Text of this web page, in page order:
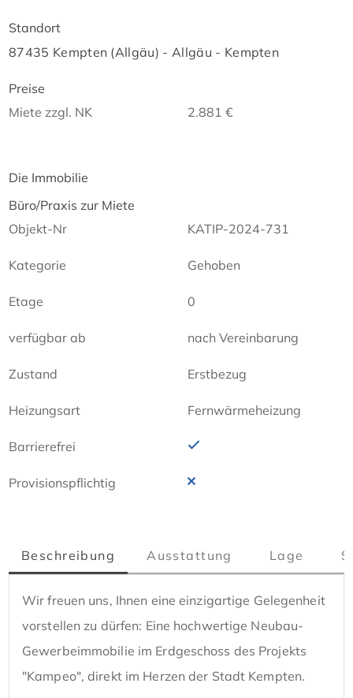
Standort
87435 Kempten (Allgäu) - Allgäu - Kempten
Preise
Miete zzgl. NK
2.881 €
Die Immobilie
Büro/Praxis zur Miete
Objekt-Nr
KATIP-2024-731
Kategorie Gehoben
Etage 0
verfügbar ab nach Vereinbarung
Zustand Erstbezug
Heizungsart Fernwärmeheizung
Barrierefrei
Provisionspflichtig
Beschreibung Ausstattung Lage
Wir freuen uns, Ihnen eine einzigartige Gelegenheit
vorstellen zu dürfen: Eine hochwertige Neubau-
Gewerbeimmobilie im Erdgeschoss des Projekts
"Kampeo", direkt im Herzen der Stadt Kempten.